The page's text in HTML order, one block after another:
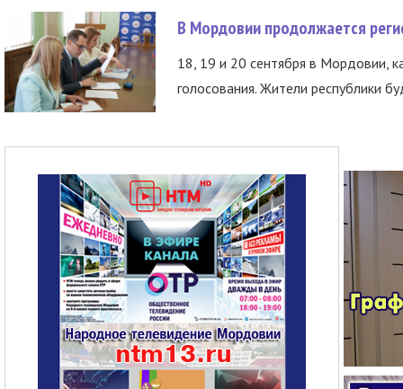
В Мордовии продолжается
18, 19 и 20 сентября в Мордовии,
голосования. Жители республики